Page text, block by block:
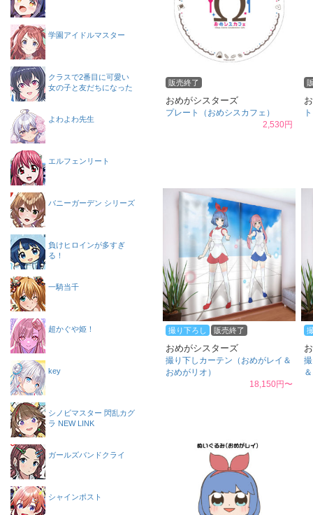
販売終了
おめがシスターズ
プレート（おめシスカフェ）
2,530円
撮り下ろし 販売終了
おめがシスターズ
撮り下しカーテン（おめがレイ＆
おめがリオ）
18,150円〜
学園アイドルマスター
クラスで2番目に可愛い
女の子と友だちになった
よわよわ先生
エルフェンリート
バニーガーデン シリーズ
負けヒロインが多すぎ
る！
一騎当千
超かぐや姫！
key
シノビマスター 閃乱カグ
ラ NEW LINK
ガールズバンドクライ
シャインポスト